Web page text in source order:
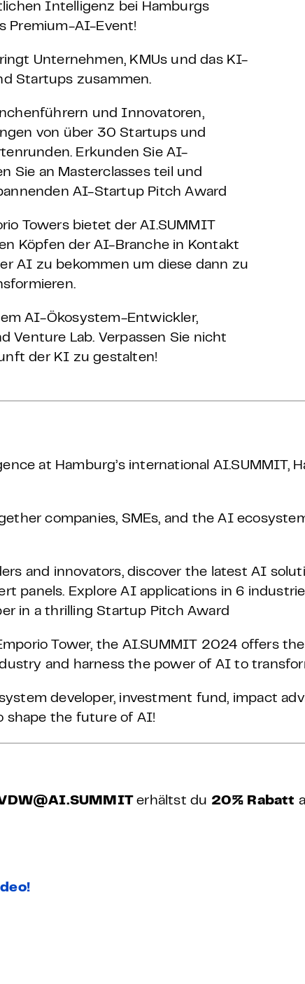
Bootcamp
Intelligenz bei Hamburgs
Premium-AI-Event!
Unternehmen, KMUs und das KI-
Startups zusammen.
und Innovatoren,
von über 30 Startups und
Erkunden Sie AI-
Sie an Masterclasses teil und
AI-Startup Pitch Award
Towers bietet der AI.SUMMIT
Köpfen der AI-Branche in Kontakt
AI zu bekommen um diese dann zu
AI-Ökosystem-Entwickler,
Venture Lab. Verpassen Sie nicht
der KI zu gestalten!
at Hamburg’s international AI.SUMMIT,
companies, SMEs, and the AI
and innovators, discover the latest AI
panels. Explore AI applications in 6
in a thrilling Startup Pitch Award
Tower, the AI.SUMMIT 2024 offers
and harness the power of AI to
developer, investment fund, impact
shape the future of AI!
erhältst du 20% Rabatt